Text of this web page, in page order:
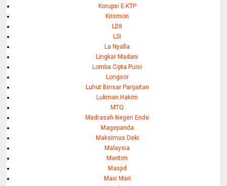
Korupsi E-KTP
Krismon
LDII
LSI
La Nyalla
Lingkar Madani
Lomba Cipta Puisi
Longsor
Luhut Binsar Panjaitan
Lukman Hakim
MTQ
Madrasah Negeri Ende
Magepanda
Maksimus Deki
Malaysia
Maritim
Masjid
Maxi Mari